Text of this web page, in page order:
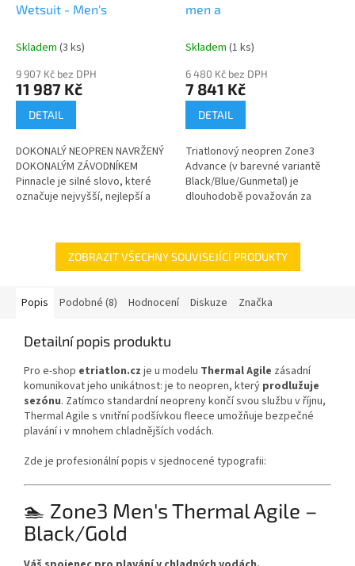
Wetsuit - Men's
Skladem (3 ks)
9 907 Kč bez DPH
11 987 Kč
DETAIL
DOKONALÝ NEOPREN NAVRŽENÝ
DOKONALÝM ZÁVODNÍKEM
Pinnacle je silné slovo, které
označuje nejvyšší, nejlepší a
odvážné,...
men a
Skladem (1 ks)
6 480 Kč bez DPH
7 841 Kč
DETAIL
Triatlonový neopren Zone3
Advance (v barevné variantě
Black/Blue/Gunmetal) je
dlouhodobě považován za
navržen tak,...
ZOBRAZIT VŠECHNY SOUVISEJÍCÍ PRODUKTY
Popis Podobné (8) Hodnocení Diskuze Značka
Detailní popis produktu
Pro e-shop etriatlon.cz je u modelu Thermal Agile zásadní
komunikovat jeho unikátnost: je to neopren, který prodlužuje
sezónu. Zatímco standardní neopreny končí svou službu v říjnu,
Thermal Agile s vnitřní podšívkou fleece umožňuje bezpečné
plavání i v mnohem chladnějších vodách.
Zde je profesionální popis v sjednocené typografii:
🏊 Zone3 Men's Thermal Agile –
Black/Gold